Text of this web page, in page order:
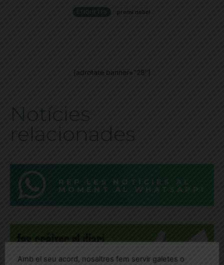
ETIQUETES premi nobel
[adrotate banner="28"]
Notícies
relacionades
REP LES NOTÍCIES AL
MOMENT AL WHATSAPP!
Amb el seu acord, nosaltres fem servir galetes o